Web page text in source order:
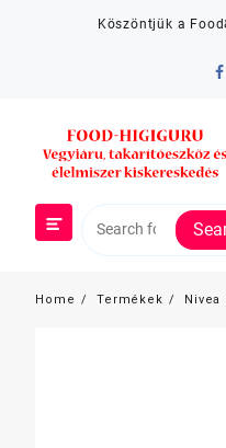
Köszöntjük a
Home Termékek